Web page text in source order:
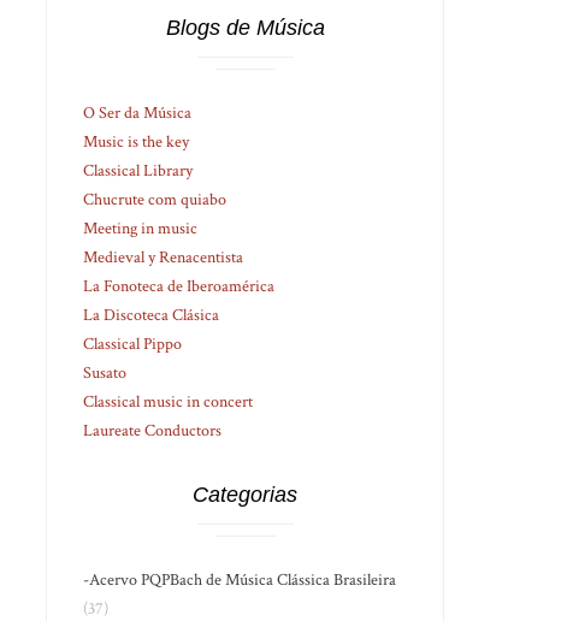
Blogs de Música
O Ser da Música
Music is the key
Classical Library
Chucrute com quiabo
Meeting in music
Medieval y Renacentista
La Fonoteca de Iberoamérica
La Discoteca Clásica
Classical Pippo
Susato
Classical music in concert
Laureate Conductors
Categorias
-Acervo PQPBach de Música Clássica Brasileira
(37)